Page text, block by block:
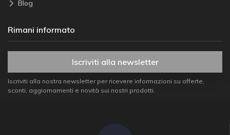
Blog
Rimani informato
Iscriviti alla newsletter
Iscriviti alla nostra newsletter per ricevere informazioni su offerte,
sconti, aggiornamenti e novità sui nostri prodotti.